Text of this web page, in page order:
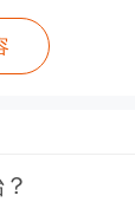
牌消费
消金、
299亿